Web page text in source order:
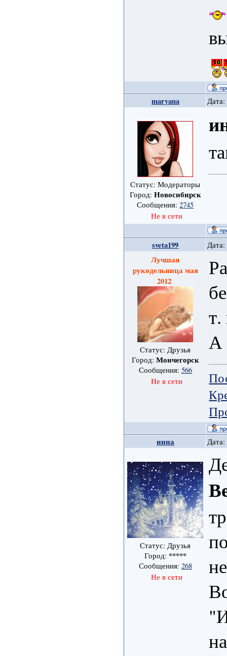
maryana
Статус: Модераторы
Город: Новосибирск
Сообщения:2745
Не в сети
sveta199
Лучшая
рукодельница мая
2012
Статус: Друзья
Город: Мончегорск
Сообщения: 566
Не в сети
А
инна
Статус: Друзья
Город: *****
Сообщения: 268
Не в сети